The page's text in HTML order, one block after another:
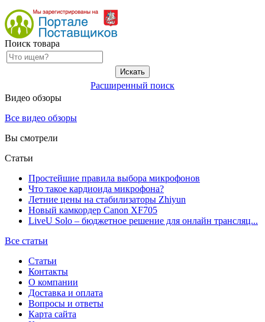
Поиск товара
Расширенный поиск
Видео обзоры
Все видео обзоры
Вы смотрели
Статьи
Простейшие правила выбора микрофонов
Что такое кардиоида микрофона?
Летние цены на стабилизаторы Zhiyun
Новый камкордер Canon XF705
LiveU Solo – бюджетное решение для онлайн трансляц...
Все статьи
Статьи
Контакты
О компании
Доставка и оплата
Вопросы и ответы
Карта сайта